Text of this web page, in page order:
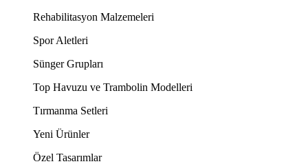
Rehabilitasyon Malzemeleri
Spor Aletleri
Sünger Grupları
Top Havuzu ve Trambolin Modelleri
Tırmanma Setleri
Yeni Ürünler
Özel Tasarımlar